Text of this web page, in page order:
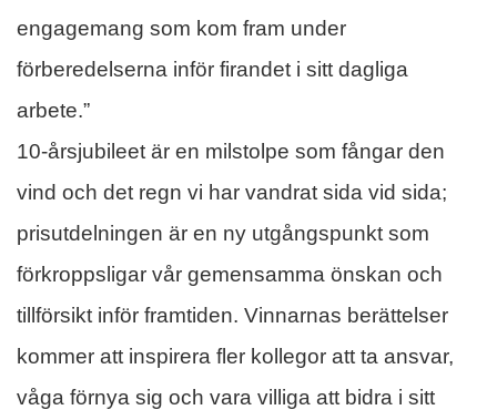
engagemang som kom fram under
förberedelserna inför firandet i sitt dagliga
arbete.”
10-årsjubileet är en milstolpe som fångar den
vind och det regn vi har vandrat sida vid sida;
prisutdelningen är en ny utgångspunkt som
förkroppsligar vår gemensamma önskan och
tillförsikt inför framtiden. Vinnarnas berättelser
kommer att inspirera fler kollegor att ta ansvar,
våga förnya sig och vara villiga att bidra i sitt